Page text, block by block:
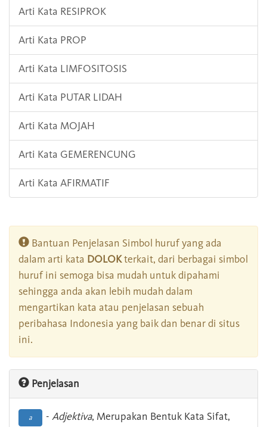
Arti Kata RESIPROK
Arti Kata PROP
Arti Kata LIMFOSITOSIS
Arti Kata PUTAR LIDAH
Arti Kata MOJAH
Arti Kata GEMERENCUNG
Arti Kata AFIRMATIF
Bantuan Penjelasan Simbol huruf yang ada
dalam arti kata DOLOKterkait, dari berbagai simbol
huruf ini semoga bisa mudah untuk dipahami
sehingga anda akan lebih mudah dalam
mengartikan kata atau penjelasan sebuah
peribahasa Indonesia yang baik dan benar di situs
ini.
Penjelasan
a - Adjektiva, Merupakan Bentuk Kata Sifat,